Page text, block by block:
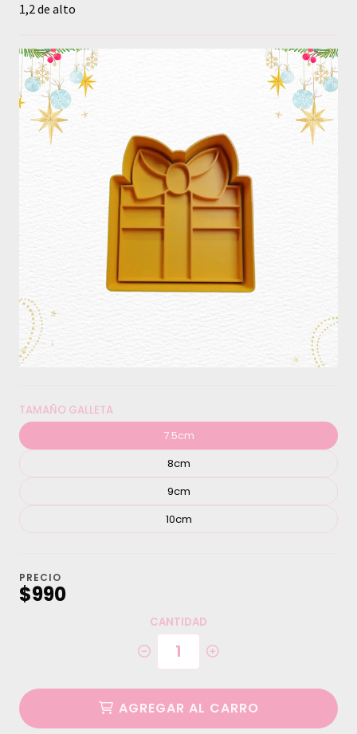
1,2 de alto
TAMAÑO GALLETA
7.5cm
8cm
9cm
10cm
PRECIO
$990
CANTIDAD
AGREGAR AL CARRO